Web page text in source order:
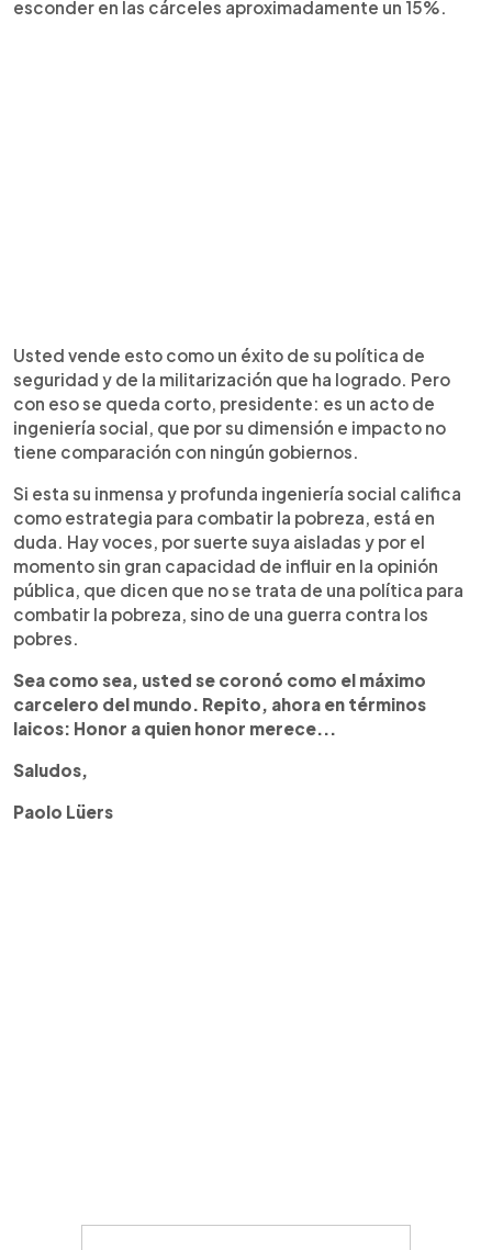
esconder en las cárceles aproximadamente un 15%.
Usted vende esto como un éxito de su política de
seguridad y de la militarización que ha logrado. Pero
con eso se queda corto, presidente: es un acto de
ingeniería social, que por su dimensión e impacto no
tiene comparación con ningún gobiernos.
Si esta su inmensa y profunda ingeniería social califica
como estrategia para combatir la pobreza, está en
duda. Hay voces, por suerte suya aisladas y por el
momento sin gran capacidad de influir en la opinión
pública, que dicen que no se trata de una política para
combatir la pobreza, sino de una guerra contra los
pobres.
Sea como sea, usted se coronó como el máximo
carcelero del mundo. Repito, ahora en términos
laicos: Honor a quien honor merece...
Saludos,
Paolo Lüers